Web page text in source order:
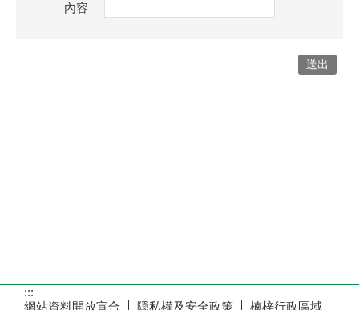
內容
:::
網站資料開放宣合
隠私權及安全政策 楠梓行政區域